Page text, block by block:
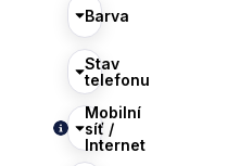
Barva
Stav
telefonu
Mobilní
síť /
Internet